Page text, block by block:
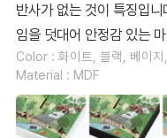
반사가 없는 것이 특징입
임을 덧대어 안정감 있는
Color : 화이트, 블랙, 베이지
Material : MDF